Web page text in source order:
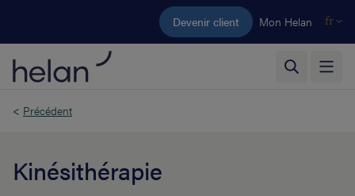
Aller au contenu principal
Devenir client Mon Helan fr
< Précédent
Kinésithérapie